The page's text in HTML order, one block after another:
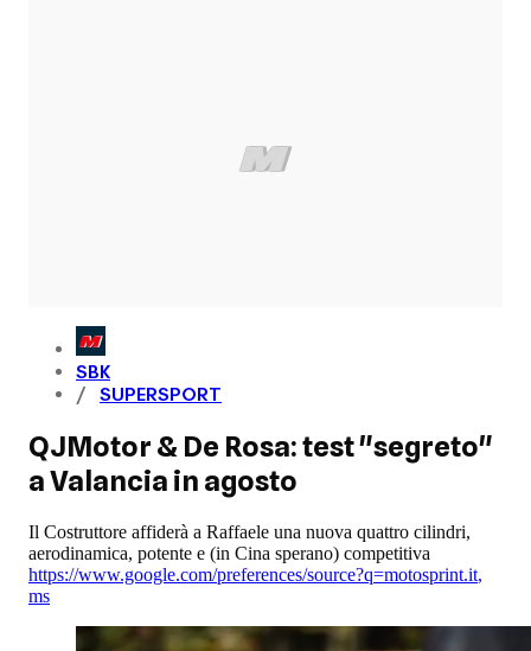
SBK
SUPERSPORT
QJMotor & De Rosa: test "segreto"
a Valancia in agosto
Il Costruttore affiderà a Raffaele una nuova quattro cilindri,
aerodinamica, potente e (in Cina sperano) competitiva
https://www.google.com/preferences/source?q=motosprint.it,
ms